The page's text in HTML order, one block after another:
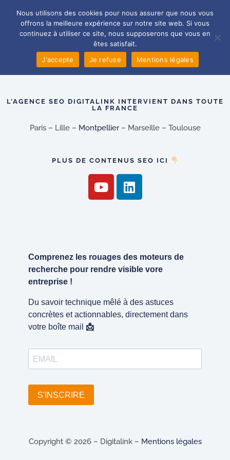
Main
Jimmy-Marinier.png
ParLucas Ollivier/26 mars 2025
L’AGENCE SEO DIGITALINK INTERVIENT DANS TOUTE
LA FRANCE
Paris – Lille – Montpellier– Marseille – Toulouse
PLUS DE CONTENUS SEO ICI
Y
o
e
L
i
i
n
Copyright © 2026 – Digitalink – Mentions légales
Nous utilisons des cookies pour nous assurer que nous vous
offrons la meilleure expérience sur notre site web. Si vous
continuez à utiliser ce site, nous supposerons que vous en
êtes satisfait.
J'accepte
Je refuse Mentions légales